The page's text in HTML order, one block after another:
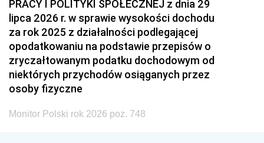
PRACY I POLITYKI SPOŁECZNEJ z dnia 29
lipca 2026 r. w sprawie wysokości dochodu
za rok 2025 z działalności podlegającej
opodatkowaniu na podstawie przepisów o
zryczałtowanym podatku dochodowym od
niektórych przychodów osiąganych przez
osoby fizyczne
Monitor Polski rok 2026 poz. 748